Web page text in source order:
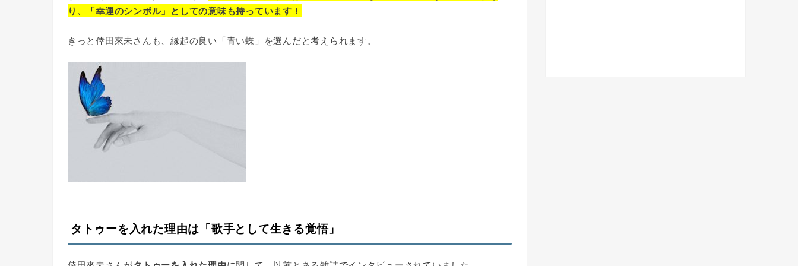
り、「幸運のシンボル」としての意味も持っています！
きっと倖田來未さんも、縁起の良い「青い蝶」を選んだと考えられます。
タトゥーを入れた理由は「歌手として生きる覚悟」